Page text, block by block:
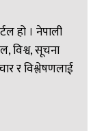
हो । नेपाली
विश्व, सूचना
र विश्लेषणलाई